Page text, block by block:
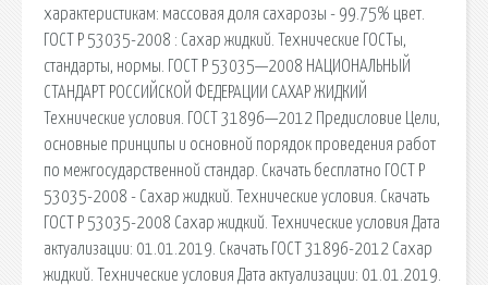
характеристикам: массовая доля сахарозы - 99.75% цвет.
ГОСТ Р 53035-2008 : Сахар жидкий. Технические ГОСТы,
стандарты, нормы. ГОСТ Р 53035—2008 НАЦИОНАЛЬНЫЙ
СТАНДАРТ РОССИЙСКОЙ ФЕДЕРАЦИИ САХАР ЖИДКИЙ
Технические условия. ГОСТ 31896—2012 Предисловие Цели,
основные принципы и основной порядок проведения работ
по межгосударственной стандар­. Скачать бесплатно ГОСТ Р
53035-2008 - Сахар жидкий. Технические условия. Скачать
ГОСТ Р 53035-2008 Сахар жидкий. Технические условия Дата
актуализации: 01.01.2019. Скачать ГОСТ 31896-2012 Сахар
жидкий. Технические условия Дата актуализации: 01.01.2019.